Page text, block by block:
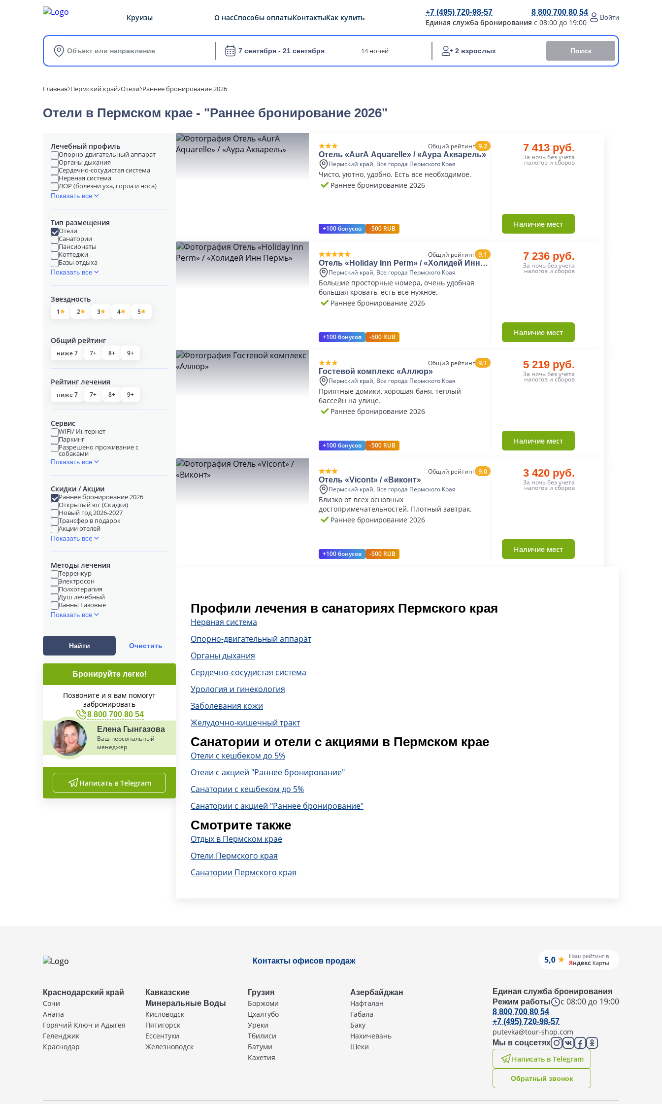
Круизы О насСпособы оплатыКонтактыКак купить
+7 (495) 720-98-57 8 800 700 80 54
Единая служба бронирования с 08:00 до 19:00
Войти
Объект или направление 7 сентября - 21 сентября 14 ночей 2 взрослых Поиск
Главная Пермский край Отели Раннее бронирование 2026
Отели в Пермском крае - "Раннее бронирование 2026"
Лечебный профиль
Опорно-двигательный аппарат
Органы дыхания
Сердечно-сосудистая система
Нервная система
ЛОР (болезни уха, горла и носа)
Показать все
Тип размещения
Отели
Санатории
Пансионаты
Коттеджи
Базы отдыха
Показать все
Звездность
1 2 3 4 5
Общий рейтинг
ниже 7 7+ 8+ 9+
Рейтинг лечения
ниже 7 7+ 8+ 9+
Сервис
WIFI/ Интернет
Паркинг
Разрешено проживание с
собаками
Показать все
Скидки / Акции
Раннее бронирование 2026
Открытый юг (Скидки)
Новый год 2026-2027
Трансфер в подарок
Акции отелей
Показать все
Методы лечения
Терренкур
Электросон
Психотерапия
Душ лечебный
Ванны Газовые
Показать все
Найти Очистить
Бронируйте легко!
Позвоните и я вам помогут
забронировать
8 800 700 80 54
Елена Гынгазова
Ваш персональный
менеджер
Написать в Telegram
Общий рейтинг 9.2
Отель «AurA Aquarelle» / «Аура Акварель»
Пермский край, Все города Пермского Края
Чисто, уютно, удобно. Есть все необходимое.
Раннее бронирование 2026
+100 бонусов -500 RUB
7 413 руб.
За ночь без учета
налогов и сборов
Наличие мест
Общий рейтинг 9.1
Отель «Holiday Inn Perm» / «Холидей Инн
Пермь»
Пермский край, Все города Пермского Края
Большие просторные номера, очень удобная
большая кровать, есть все нужное.
Раннее бронирование 2026
+100 бонусов -500 RUB
7 236 руб.
За ночь без учета
налогов и сборов
Наличие мест
Общий рейтинг 9.1
Гостевой комплекс «Аллюр»
Пермский край, Все города Пермского Края
Приятные домики, хорошая баня, теплый
бассейн на улице.
Раннее бронирование 2026
+100 бонусов -500 RUB
5 219 руб.
За ночь без учета
налогов и сборов
Наличие мест
Общий рейтинг 9.0
Отель «Vicont» / «Виконт»
Пермский край, Все города Пермского Края
Близко от всех основных
достопримечательностей. Плотный завтрак.
Раннее бронирование 2026
+100 бонусов -500 RUB
3 420 руб.
За ночь без учета
налогов и сборов
Наличие мест
Профили лечения в санаториях Пермского края
Нервная система
Опорно-двигательный аппарат
Органы дыхания
Сердечно-сосудистая система
Урология и гинекология
Заболевания кожи
Желудочно-кишечный тракт
Санатории и отели с акциями в Пермском крае
Отели с кешбеком до 5%
Отели с акцией "Раннее бронирование"
Санатории с кешбеком до 5%
Санатории с акцией "Раннее бронирование"
Смотрите также
Отдых в Пермском крае
Отели Пермского края
Санатории Пермского края
Контакты офисов продаж
Краснодарский край
Сочи
Анапа
Горячий Ключ и Адыгея
Геленджик
Краснодар
Кавказские
Минеральные Воды
Кисловодск
Пятигорск
Ессентуки
Железноводск
Грузия
Боржоми
Цхалтубо
Уреки
Тбилиси
Батуми
Кахетия
Азербайджан
Нафталан
Габала
Баку
Нахичевань
Шеки
Единая служба бронирования
Режим работы
с 08:00 до 19:00
8 800 700 80 54
+7 (495) 720-98-57
putevka@tour-shop.com
Мы в соцсетях
Написать в Telegram
Oбратный звонок